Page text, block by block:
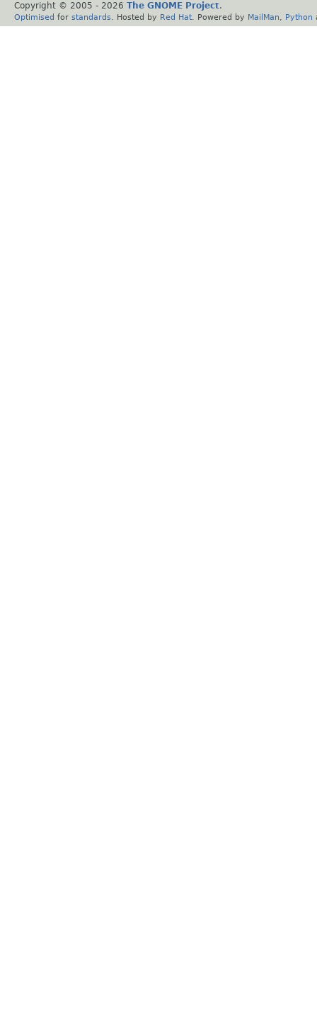
Copyright © 2005 - 2026 The GNOME Project.
Optimised for standards . Hosted by Red Hat . Powered by MailMan Python